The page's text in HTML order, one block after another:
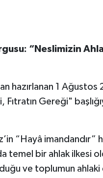
“Neslimizin
hazırlanan 1
Fıtratın Gereği"
“Hayâ imandandır”
temel bir ahlak ilkesi
ve toplumun